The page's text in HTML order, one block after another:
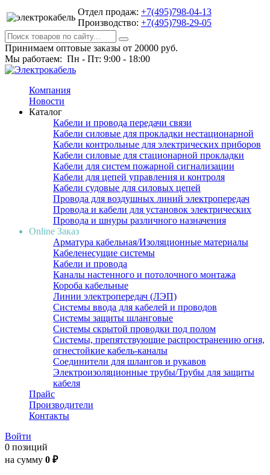
Отдел продаж: +7(495)798-04-13
Производство: +7(495)798-29-05
Принимаем оптовые заказы от 20000 руб.
Мы работаем: Пн - Пт: 9:00 - 18:00
Компания
Новости
Каталог
Кабели и провода передачи связи
Кабели силовые для прокладки нестационарной
Кабели контрольные для электрических приборов
Кабели силовые для стационарной прокладки
Кабели для систем пожарной сигнализации
Кабели для цепей управления и контроля
Кабели судовые для силовых цепей
Провода для воздушных линий электропередач
Провода и кабели для установок электрических
Провода и шнуры различного назначения
Online Заказ
Арматура кабельная/Изоляционные материалы
Кабеленесущие системы
Кабели и провода
Каналы настенного и потолочного монтажа
Короба кабельные
Линии электропередач (ЛЭП)
Системы ввода для кабелей и проводов
Системы защиты шланговые
Системы скрытой проводки под полом
Системы, препятствующие распространению огня,
огнестойкие кабель-каналы
Соединители для шлангов и рукавов
Электроизоляционные трубы/Трубы для защиты
кабеля
Прайс
Производители
Контакты
Войти
0 позиций
на сумму 0 ₽